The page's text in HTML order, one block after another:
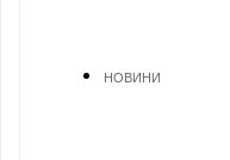
НОВИНИ